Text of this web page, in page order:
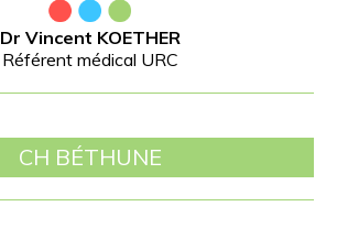
Dr Vincent KOETHER
Référent médical URC
CH BÉTHUNE